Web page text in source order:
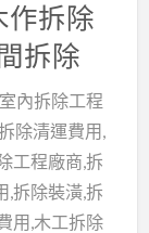
作拆除
拆除
內拆除工程
除清運費用,
工程廠商,拆
,拆除裝潢,拆
用,木工拆除